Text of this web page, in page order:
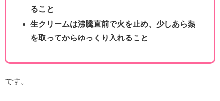
ること
生クリームは沸騰直前で火を止め、少しあら熱
を取ってからゆっくり入れること
です。